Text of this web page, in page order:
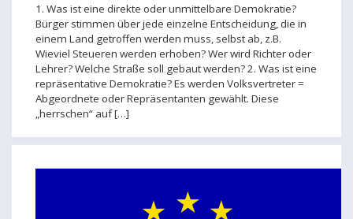
1. Was ist eine direkte oder unmittelbare Demokratie?
Bürger stimmen über jede einzelne Entscheidung, die in
einem Land getroffen werden muss, selbst ab, z.B.
Wieviel Steueren werden erhoben? Wer wird Richter oder
Lehrer? Welche Straße soll gebaut werden? 2. Was ist eine
repräsentative Demokratie? Es werden Volksvertreter =
Abgeordnete oder Repräsentanten gewählt. Diese
„herrschen“ auf […]